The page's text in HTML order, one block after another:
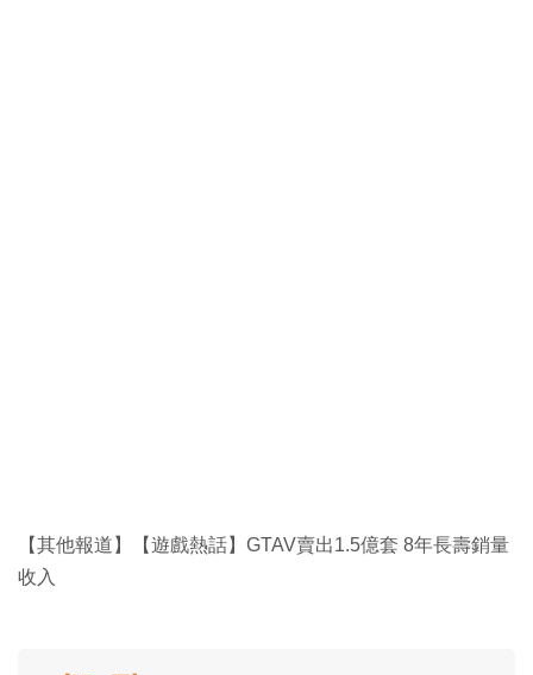
【其他報道】【遊戲熱話】GTAV賣出1.5億套 8年長壽銷量
收入